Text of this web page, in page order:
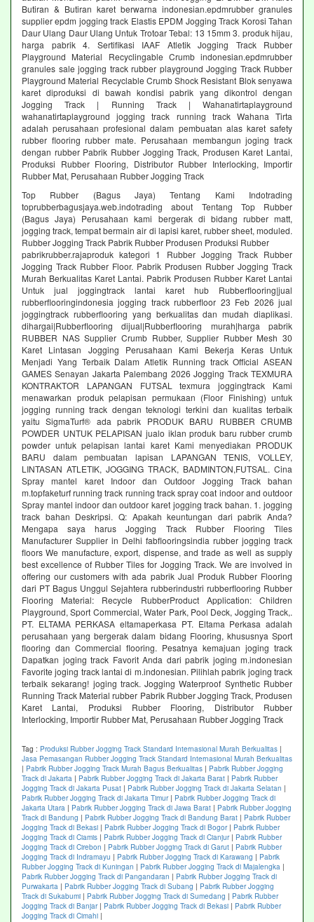
Butiran & Butiran karet berwarna indonesian.epdmrubber granules
supplier epdm jogging track Elastis EPDM Jogging Track Korosi Tahan
Daur Ulang Daur Ulang Untuk Trotoar Tebal: 13 15mm 3. produk hijau,
harga pabrik 4. Sertifikasi IAAF Atletik Jogging Track Rubber
Playground Material Recyclingable Crumb indonesian.epdmrubber
granules sale jogging track rubber playground Jogging Track Rubber
Playground Material Recyclable Crumb Shock Resistant Blok senyawa
karet diproduksi di bawah kondisi pabrik yang dikontrol dengan
Jogging Track | Running Track | Wahanatirtaplayground
wahanatirtaplayground jogging track running track Wahana Tirta
adalah perusahaan profesional dalam pembuatan alas karet safety
rubber flooring rubber mate. Perusahaan membangun joging track
dengan rubber Pabrik Rubber Jogging Track, Produsen Karet Lantai,
Produksi Rubber Flooring, Distributor Rubber Interlocking, Importir
Rubber Mat, Perusahaan Rubber Jogging Track
Top Rubber (Bagus Jaya) Tentang Kami Indotrading
toprubberbagusjaya.web.indotrading about Tentang Top Rubber
(Bagus Jaya) Perusahaan kami bergerak di bidang rubber matt,
jogging track, tempat bermain air di lapisi karet, rubber sheet, moduled.
Rubber Jogging Track Pabrik Rubber Produsen Produksi Rubber
pabrikrubber.rajaproduk kategori 1 Rubber Jogging Track Rubber
Jogging Track Rubber Floor. Pabrik Produsen Rubber Jogging Track
Murah Berkualitas Karet Lantai. Pabrik Produsen Rubber Karet Lantai
Untuk jual joggingtrack lantai karet hub Rubberflooring|jual
rubberflooringindonesia jogging track rubberfloor 23 Feb 2026 jual
joggingtrack rubberflooring yang berkualitas dan mudah diaplikasi.
dihargai|Rubberflooring dijual|Rubberflooring murah|harga pabrik
RUBBER NAS Supplier Crumb Rubber, Supplier Rubber Mesh 30
Karet Lintasan Jogging Perusahaan Kami Bekerja Keras Untuk
Menjadi Yang Terbaik Dalam Atletik Running track Official ASEAN
GAMES Senayan Jakarta Palembang 2026 Jogging Track TEXMURA
KONTRAKTOR LAPANGAN FUTSAL texmura joggingtrack Kami
menawarkan produk pelapisan permukaan (Floor Finishing) untuk
jogging running track dengan teknologi terkini dan kualitas terbaik
yaitu SigmaTurf® ada pabrik PRODUK BARU RUBBER CRUMB
POWDER UNTUK PELAPISAN jualo iklan produk baru rubber crumb
powder untuk pelapisan lantai karet Kami menyediakan PRODUK
BARU dalam pembuatan lapisan LAPANGAN TENIS, VOLLEY,
LINTASAN ATLETIK, JOGGING TRACK, BADMINTON,FUTSAL. Cina
Spray mantel karet Indoor dan Outdoor Jogging Track bahan
m.topfaketurf running track running track spray coat indoor and outdoor
Spray mantel indoor dan outdoor karet jogging track bahan. 1. jogging
track bahan Deskripsi. Q: Apakah keuntungan dari pabrik Anda?
Mengapa saya harus Jogging Track Rubber Flooring Tiles
Manufacturer Supplier in Delhi fabflooringsindia rubber jogging track
floors We manufacture, export, dispense, and trade as well as supply
best excellence of Rubber Tiles for Jogging Track. We are involved in
offering our customers with ada pabrik Jual Produk Rubber Flooring
dari PT Bagus Unggul Sejahtera rubberindustri rubberflooring Rubber
Flooring Material: Recycle RubberProduct Application: Children
Playground, Sport Commercial, Water Park, Pool Deck, Jogging Track,.
PT. ELTAMA PERKASA eltamaperkasa PT. Eltama Perkasa adalah
perusahaan yang bergerak dalam bidang Flooring, khususnya Sport
flooring dan Commercial flooring. Pesatnya kemajuan joging track
Dapatkan joging track Favorit Anda dari pabrik joging m.indonesian
Favorite joging track lantai di m.indonesian. Pilihlah pabrik joging track
terbaik sekarang! joging track. Jogging Waterproof Synthetic Rubber
Running Track Material rubber Pabrik Rubber Jogging Track, Produsen
Karet Lantai, Produksi Rubber Flooring, Distributor Rubber
Interlocking, Importir Rubber Mat, Perusahaan Rubber Jogging Track
Tag : Produksi Rubber Jogging Track Standard Internasional Murah Berkualitas |
Jasa Pemasangan Rubber Jogging Track Standard Internasional Murah Berkualitas
| Pabrik Rubber Jogging Track Murah Bagus Berkualitas | Pabrik Rubber Jogging
Track di Jakarta | Pabrik Rubber Jogging Track di Jakarta Barat | Pabrik Rubber
Jogging Track di Jakarta Pusat | Pabrik Rubber Jogging Track di Jakarta Selatan |
Pabrik Rubber Jogging Track di Jakarta Timur| Pabrik Rubber Jogging Track di
Jakarta Utara | Pabrik Rubber Jogging Track di Jawa Barat | Pabrik Rubber Jogging
Track di Bandung | Pabrik Rubber Jogging Track di Bandung Barat | Pabrik Rubber
Jogging Track di Bekasi | Pabrik Rubber Jogging Track di Bogor| Pabrik Rubber
Jogging Track di Ciamis | Pabrik Rubber Jogging Track di Cianjur| Pabrik Rubber
Jogging Track di Cirebon | Pabrik Rubber Jogging Track di Garut | Pabrik Rubber
Jogging Track di Indramayu | Pabrik Rubber Jogging Track di Karawang | Pabrik
Rubber Jogging Track di Kuningan | Pabrik Rubber Jogging Track di Majalengka |
Pabrik Rubber Jogging Track di Pangandaran | Pabrik Rubber Jogging Track di
Purwakarta | Pabrik Rubber Jogging Track di Subang | Pabrik Rubber Jogging
Track di Sukabumi | Pabrik Rubber Jogging Track di Sumedang | Pabrik Rubber
Jogging Track di Banjar| Pabrik Rubber Jogging Track di Bekasi | Pabrik Rubber
Jogging Track di Cimahi |